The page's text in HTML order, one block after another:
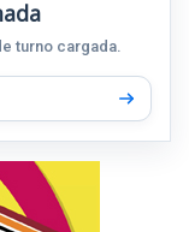
turno cargada.